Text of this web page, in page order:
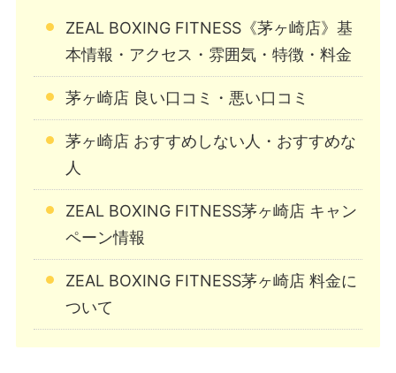
ZEAL BOXING FITNESS《茅ヶ崎店》基
本情報・アクセス・雰囲気・特徴・料金
茅ヶ崎店 良い口コミ・悪い口コミ
茅ヶ崎店 おすすめしない人・おすすめな
人
ZEAL BOXING FITNESS茅ヶ崎店 キャン
ペーン情報
ZEAL BOXING FITNESS茅ヶ崎店 料金に
ついて